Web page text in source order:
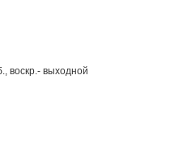
воскр.- выходной